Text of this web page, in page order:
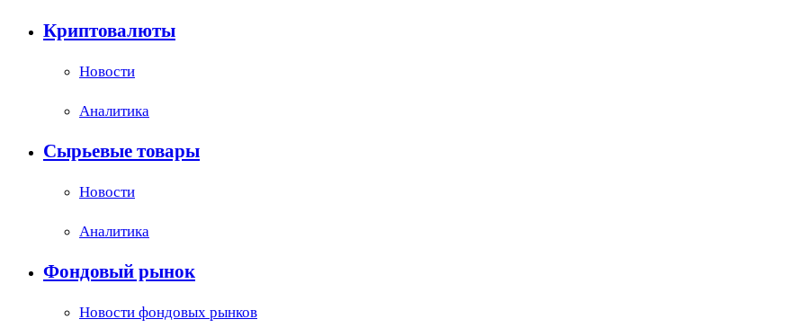
Криптовалюты
Новости
Аналитика
Сырьевые товары
Новости
Аналитика
Фондовый рынок
Новости фондовых рынков